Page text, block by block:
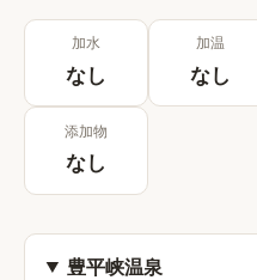
加水
なし
加温
なし
添加物
なし
豊平峡温泉